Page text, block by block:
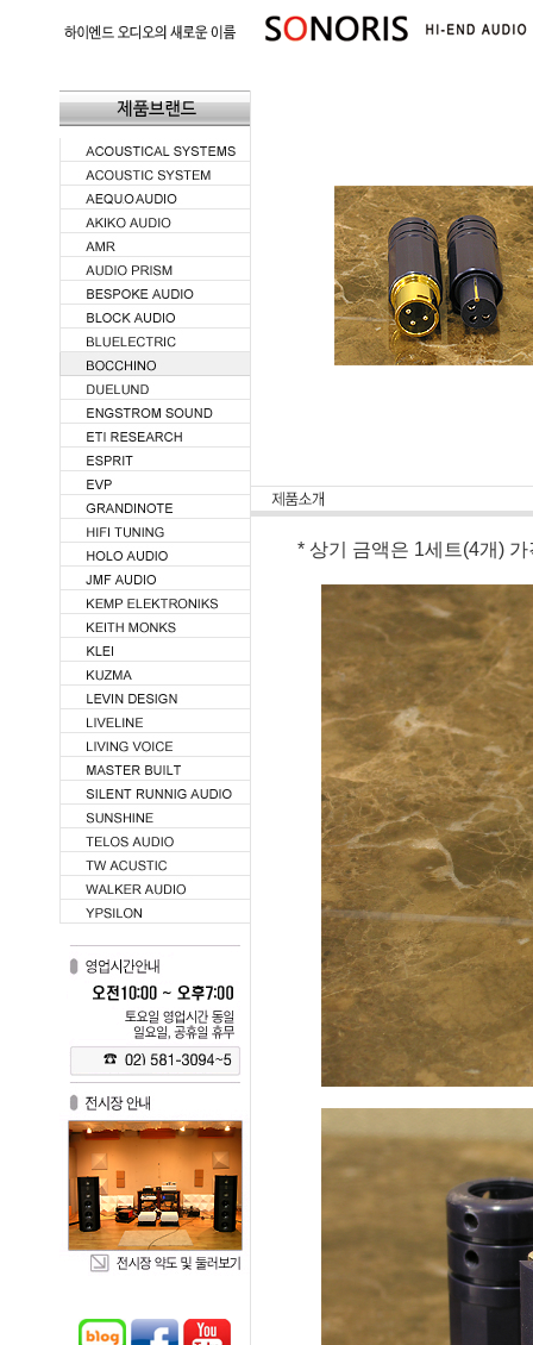
* 상기 금액은 1세트(4개)